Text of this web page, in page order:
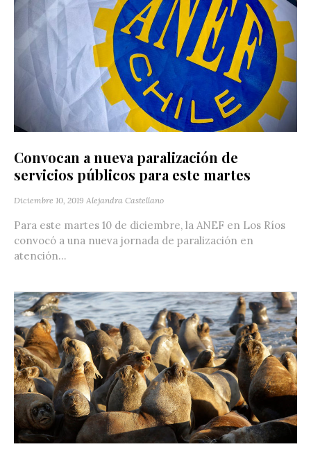
Convocan a nueva paralización de
servicios públicos para este martes
Diciembre 10, 2019 Alejandra Castellano
Para este martes 10 de diciembre, la ANEF en Los Ríos
convocó a una nueva jornada de paralización en
atención...